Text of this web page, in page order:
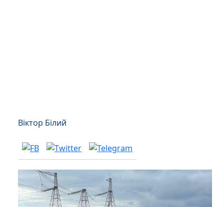
Віктор Білий